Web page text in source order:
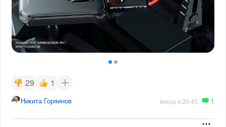
29 1
Никита Горяинов вчера в 20:45 1